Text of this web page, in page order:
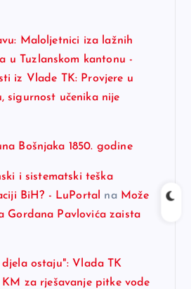
Maloljetnici iza lažnih
u Tuzlanskom kantonu -
iz Vlade TK: Provjere u
sigurnost učenika nije
Bošnjaka 1850. godine
i sistematski teška
BiH? - LuPortal
na Može
Gordana Pavlovića zaista
ostaju": Vlada TK
KM za rješavanje pitke vode